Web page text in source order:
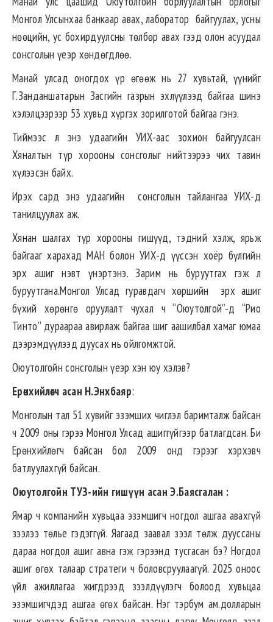
Монгол Улсынхаа банкаар авах, лаборатор байгуулах, усны
нөөцийн, ус бохирдуулсны төлбөр авах гээд олон асуудал
сонсголын үеэр хөндөгдлөө.
Манай улсад оногдох үр өгөөж нь 27 хувьтай, үүнийг
Г.Занданшатарын Засгийн газрын эхлүүлээд байгаа шинэ
хэлэлцээрээр 53 хувьд хүргэх зорилготой байгаа гэнэ.
Тиймээс л энэ удаагийн УИХ-аас зохион байгуулсан
Хяналтын түр хорооны сонсголыг нийтээрээ чих тавин
хүлээсэн байх.
Ирэх сард энэ удаагийн сонсголын тайлангаа УИХ-д
танилцуулах аж.
Хянан шалгах түр хорооны гишүүд, тэдний хэлж, ярьж
байгааг харахад МАН болон УИХ-д үүссэн хоёр бүлгийн
эрх ашиг нэвт үнэртэнэ. Зарим нь буруутгах гэж л
буруутгана.Монгол Улсад гуравдагч хөршийн эрх ашиг
бүхий хөрөнгө оруулалт чухал ч “Оюутолгой”-д “Рио
Тинто” дураараа авирлаж байгаа шиг аашилбал хамаг юмаа
дээрэмдүүлээд дуусах нь ойлгомжтой.
Оюутолгойн сонсголын үеэр хэн юу хэлэв?
Ерөнхийлөгч асан Н.Энхбаяр:
Монголын тал 51 хувийг эзэмших чиглэл баримталж байсан
ч 2009 оны гэрээ Монгол Улсад ашиггүйгээр батлагдсан. Би
Ерөнхийлөгч байсан бол 2009 онд гэрээг хэрхэвч
батлуулахгүй байсан.
Оюутолгойн ТУЗ-ийн гишүүн асан Э.Баясгалан :
Ямар ч компанийн хувьцаа эзэмшигч ногдол ашгаа авахгүй
зээлээ төлье гэдэггүй. Яагаад заавал зээл төлж дууссаны
дараа ногдол ашиг авна гэж гэрээнд тусгасан бэ? Ногдол
ашиг өгөх талаар стратеги ч боловсруулаагүй. 2025 оноос
үйл ажиллагаа жигдрээд зээлдүүлэгч болоод хувьцаа
эзэмшигчдэд ашгаа өгөх байсан. Нэг тэрбум ам.долларын